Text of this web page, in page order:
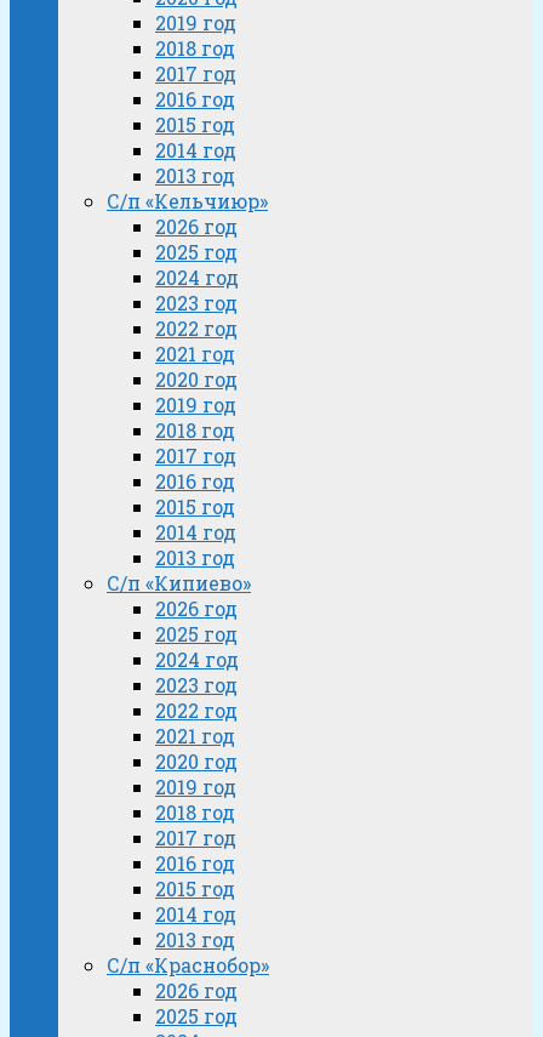
2019 год
2018 год
2017 год
2016 год
2015 год
2014 год
2013 год
С/п «Кельчиюр»
2026 год
2025 год
2024 год
2023 год
2022 год
2021 год
2020 год
2019 год
2018 год
2017 год
2016 год
2015 год
2014 год
2013 год
С/п «Кипиево»
2026 год
2025 год
2024 год
2023 год
2022 год
2021 год
2020 год
2019 год
2018 год
2017 год
2016 год
2015 год
2014 год
2013 год
С/п «Краснобор»
2026 год
2025 год